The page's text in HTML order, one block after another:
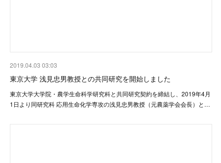
2019.04.03 03:03
東京大学 浅見忠男教授との共同研究を開始しました
東京大学大学院・農学生命科学研究科と共同研究契約を締結し、2019年4月
1日より同研究科 応用生命化学専攻の浅見忠男教授（元農薬学会会長）と…